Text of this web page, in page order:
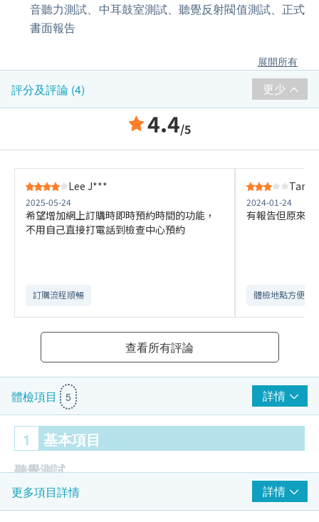
音聽力測試、中耳鼓室測試、聽覺反射閥值測試、正式
書面報告
展開所有
評分及評論 (4) 更少
4.4/5
Lee J***
2025-05-24
希望增加網上訂購時即時預約時間的功能，
不用自己直接打電話到檢查中心預約
訂購流程順暢
Tang
2024-01-24
有報告但原來
體檢地點方便
查看所有評論
體檢項目 5 詳情
1 基本項目
聽覺測試
由聽力學家主理
更多項目詳情 詳情